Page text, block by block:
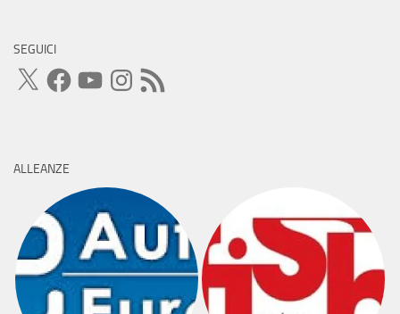
SEGUICI
X FacebookYouTubeInstagram
Feed
RSS
ALLEANZE